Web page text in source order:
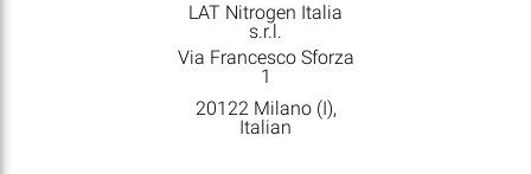
LAT Nitrogen Italia
s.r.l.
Via Francesco Sforza
1
20122 Milano (I),
Italian